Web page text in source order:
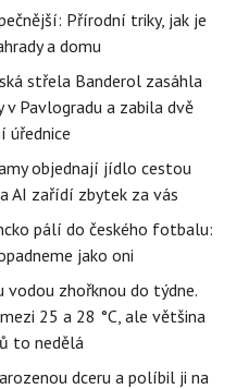
Přírodní triky, jak je
a domu
střela Banderol zasáhla
Pavlogradu a zabila dvě
úřednice
objednají jídlo cestou
AI zařídí zbytek za vás
pálí do českého fotbalu:
jako oni
vodou zhořknou do týdne.
25 a 28 °C, ale většina
to nedělá
dceru a políbil ji na